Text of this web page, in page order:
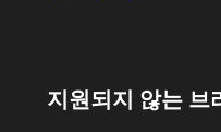
지원되지 않는 브